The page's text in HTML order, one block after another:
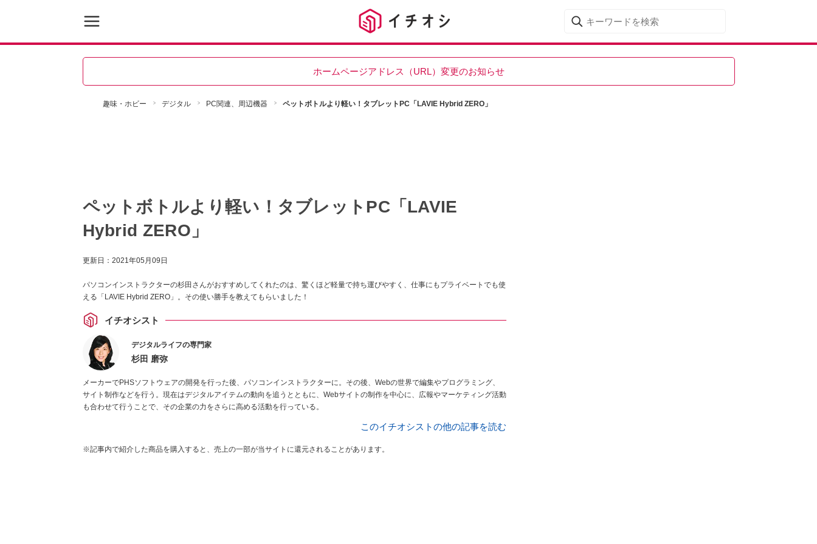
ホームページアドレス（URL）変更のお知らせ
趣味・ホビー デジタル PC関連、周辺機器 ペットボトルより軽い！タブレットPC「LAVIE Hybrid ZERO」
ペットボトルより軽い！タブレットPC「LAVIE
Hybrid ZERO」
更新日： 2021年05月09日
パソコンインストラクターの杉田さんがおすすめしてくれたのは、驚くほど軽量で持ち運びやすく、仕事にもプライベートでも使
える「LAVIE Hybrid ZERO」。その使い勝手を教えてもらいました！
イチオシスト
デジタルライフの専門家
杉田 磨弥
メーカーでPHSソフトウェアの開発を行った後、パソコンインストラクターに。その後、Webの世界で編集やプログラミング、
サイト制作などを行う。現在はデジタルアイテムの動向を追うとともに、Webサイトの制作を中心に、広報やマーケティング活動
も合わせて行うことで、その企業の力をさらに高める活動を行っている。
このイチオシストの他の記事を読む
※記事内で紹介した商品を購入すると、売上の一部が当サイトに還元されることがあります。